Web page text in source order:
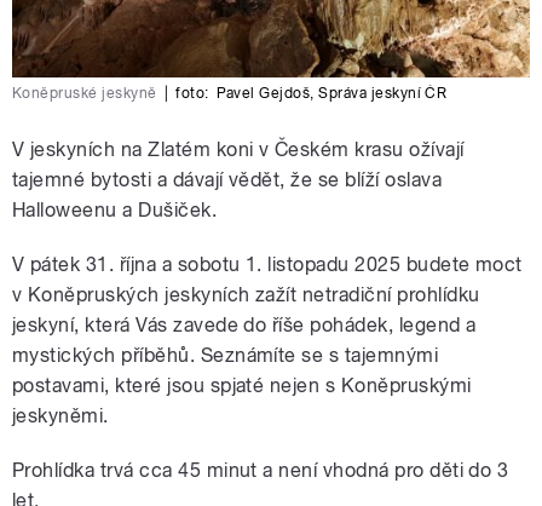
Koněpruské jeskyně foto: Pavel Gejdoš ,Správa jeskyní ČR
V jeskyních na Zlatém koni v Českém krasu ožívají
tajemné bytosti a dávají vědět, že se blíží oslava
Halloweenu a Dušiček.
V pátek 31. října a sobotu 1. listopadu 2025 budete moct
v Koněpruských jeskyních zažít netradiční prohlídku
jeskyní, která Vás zavede do říše pohádek, legend a
mystických příběhů. Seznámíte se s tajemnými
postavami, které jsou spjaté nejen s Koněpruskými
jeskyněmi.
Prohlídka trvá cca 45 minut a není vhodná pro děti do 3
let.